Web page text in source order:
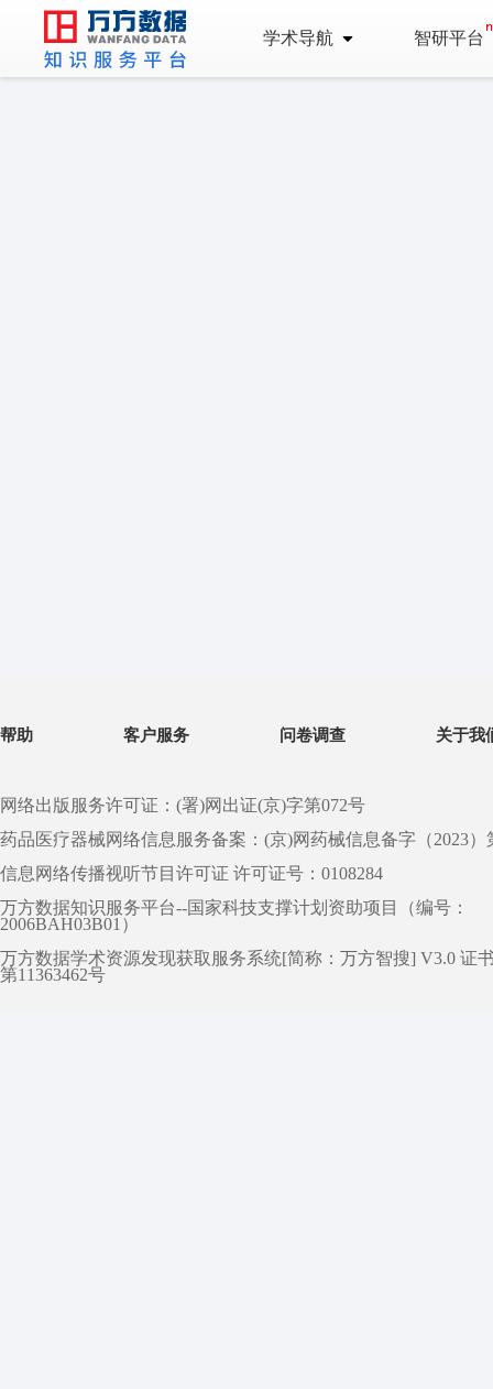
学术导航 智研平台
帮助 客户服务 问卷调查 关于我
网络出版服务许可证：(署)网出证(京)字第072号
药品医疗器械网络信息服务备案：(京)网药械信息备字（2023）
信息网络传播视听节目许可证 许可证号：0108284
万方数据知识服务平台--国家科技支撑计划资助项目（编号：
2006BAH03B01）
万方数据学术资源发现获取服务系统[简称：万方智搜] V3.0 证
第11363462号